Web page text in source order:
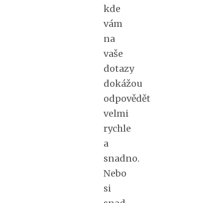
kde
vám
na
vaše
dotazy
dokážou
odpovědět
velmi
rychle
a
snadno.
Nebo
si